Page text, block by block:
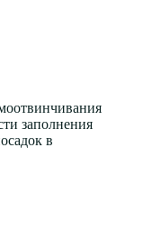
заполнения
в